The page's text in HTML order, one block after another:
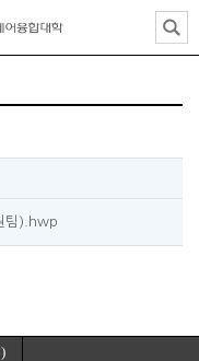
팀).hwp
)